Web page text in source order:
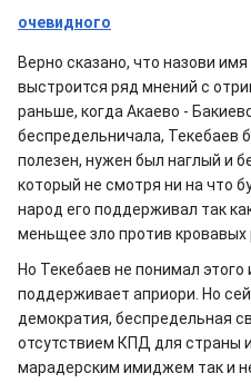
очевидного
Верно сказано, что назови
выстроится ряд мнений с
раньше, когда Акаево -
беспредельничала, Текебаев
полезен, нужен был наглый и
который не смотря ни на что
народ его поддерживал так
меньщее зло против
Но Текебаев не понимал
поддерживает априори. Но
демократия, беспредельная
отсутствием КПД для страны
марадерским имиджем так и